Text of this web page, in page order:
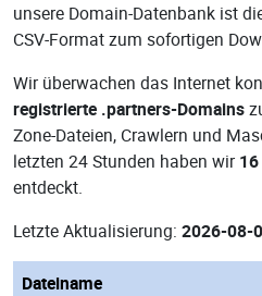
unsere Domain-Datenbank ist
CSV-Format zum sofortigen
Wir überwachen das Internet
registrierte .partners-Domains
Zone-Dateien, Crawlern und
letzten 24 Stunden haben wir 16
entdeckt.
Letzte Aktualisierung: 2026-08-
Dateiname